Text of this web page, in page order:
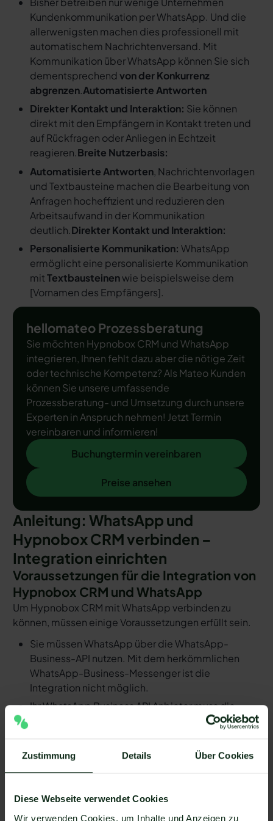
Zustimmung Details Über Cookies
Diese Webseite verwendet Cookies
Wir verwenden Cookies, um Inhalte und Anzeigen zu
Kundenkommunikation per WhatsApp. Und die
allerwenigsten machen dies professionell mit
automatischem Nachrichtenversand. Mit
Kommunikation über WhatsApp können Sie sich
dementsprechendvon der Konkurrenz
abgrenzen.Automatisierte Antworten
Direkter Kontakt und Interaktion: Sie können
direkt mit den Empfängern in Kontakt treten und
auf Rückfragen oder Anliegen in Echtzeit
reagieren.Breite Nutzerbasis:
Automatisierte Antworten, Nachrichtenvorlagen
und Textbausteine machen die Bearbeitung von
Anfragen hocheffizient und reduzieren den
Arbeitsaufwand in der Kommunikation
deutlich.Direkter Kontakt und Interaktion:
Personalisierte Kommunikation: WhatsApp
ermöglicht eine personalisierte Kommunikation
mitTextbausteinenwie beispielsweise dem
[Vornamen des Empfängers].
hellomateo Prozessberatung
Sie möchten Hypnobox CRM und WhatsApp
integrieren, Ihnen fehlt dazu aber die nötige Zeit
oder technische Kompetenz? Als Mateo Kunden
können Sie unsere umfassende
Prozessberatung- und Umsetzung durch unsere
Experten in Anspruch nehmen! Jetzt Termin
vereinbaren und informieren!
Buchungtermin vereinbaren
Buchungtermin vereinbaren
Preise ansehen
Preise ansehen
Anleitung: WhatsApp und
Hypnobox CRM verbinden –
Integration einrichten
Voraussetzungen für die Integration von
Hypnobox CRM und WhatsApp
Um Hypnobox CRM mit WhatsApp verbinden zu
können, müssen einige Voraussetzungen erfüllt sein.
Sie müssen WhatsApp über die WhatsApp-
Business-API nutzen. Mit dem herkömmlichen
WhatsApp-Business-Messenger ist die
Integration nicht möglich.
Ihr WhatsApp Business API Anbieter muss die
nötige Software bereitstellen, um die Integration
zu ermöglichen. Längst nicht alle Anbieter der
WhatsApp API sind in der Lage, eine Integration
von Hypnobox CRM und WhatsApp zu
Zapier Integration über 6.000 Apps zur